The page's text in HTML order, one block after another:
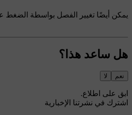
يمكن أيضًا تغيير الفصل بواسطة الضغط
هل ساعد هذا؟
نعم لا